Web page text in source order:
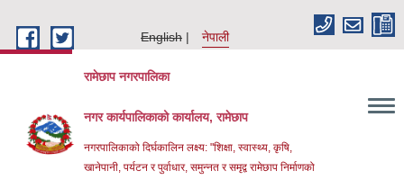
English
नेपाली
रामेछाप नगरपालिका
नगर कार्यपालिकाको कार्यालय, रामेछाप
नगरपालिकाको दिर्घकालिन लक्ष्य: "शिक्षा, स्वास्थ्य, कृषि,
खानेपानी, पर्यटन र पुर्वाधार, समुन्नत र समृद्व रामेछाप निर्माणको